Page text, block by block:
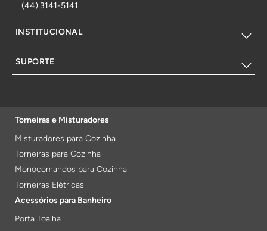
(44) 3141-5141
INSTITUCIONAL
SUPORTE
Torneiras e Misturadores
Misturadores para Cozinha
Torneiras para Cozinha
Monocomandos para Cozinha
Torneiras Elétricas
Acessórios para Banheiro
Porta Toalha